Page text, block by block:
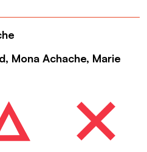
Mona Achache, Marie